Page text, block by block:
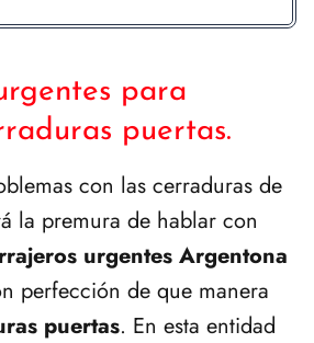
para
puertas.
con las cerraduras de
la premura de hablar con
urgentes Argentona
perfección de que manera
puertas. En esta entidad